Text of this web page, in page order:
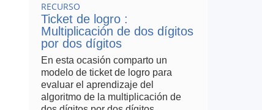
RECURSO
Ticket de logro :
Multiplicación de dos dígitos
por dos dígitos
En esta ocasión comparto un
modelo de ticket de logro para
evaluar el aprendizaje del
algoritmo de la multiplicación de